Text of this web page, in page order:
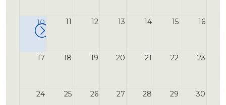
10 11 12 13 14 15 16
17 18 19 20 21 22 23
24 25 26 27 28 29 30